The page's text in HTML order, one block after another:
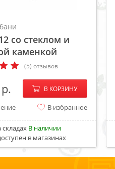
со стеклом и
каменкой
(5) отзывов
− +
В КОРЗИНУ
В избранное
складах В наличии
в магазинах